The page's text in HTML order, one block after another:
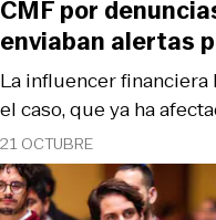
21 OCTUBRE
La influencer
el caso, que ya ha
CMF por
enviaban alertas